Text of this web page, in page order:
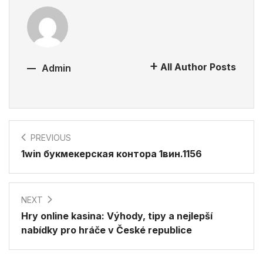
Admin All Author Posts
PREVIOUS
1win букмекерская контора 1вин.1156
NEXT
Hry online kasina: Výhody, tipy a nejlepší
nabídky pro hráče v České republice